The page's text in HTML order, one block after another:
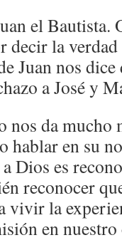
el
decir la
Juan nos dice
a José y
nos da
hablar en su
Dios es
reconocer
vivir la
en